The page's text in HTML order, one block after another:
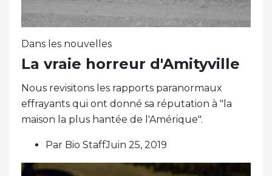
Dans les nouvelles
La vraie horreur d'Amityville
Nous revisitons les rapports paranormaux
effrayants qui ont donné sa réputation à "la
maison la plus hantée de l'Amérique".
Par Bio StaffJuin 25, 2019